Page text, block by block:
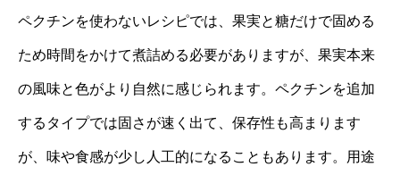
ペクチンを使わないレシピでは、果実と糖だけで固める
ため時間をかけて煮詰める必要がありますが、果実本来
の風味と色がより自然に感じられます。ペクチンを追加
するタイプでは固さが速く出て、保存性も高まります
が、味や食感が少し人工的になることもあります。用途